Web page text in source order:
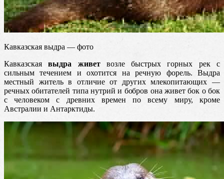
Кавказская выдра — фото
Кавказскаявыдра живетвозле быстрых горных рек с
сильным течением и охотится на речную форель. Выдра
местный житель в отличие от других млекопитающих —
речных обитателей типа нутрий и бобров она живет бок о бок
с человеком с древних времен по всему миру, кроме
Австралии и Антарктиды.